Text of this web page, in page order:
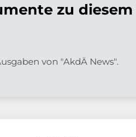
zu diesem
von "AkdÄ News".